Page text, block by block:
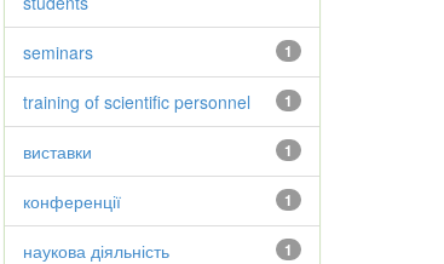
1
seminars
1
training of scientific personnel
1
виставки
1
конференції
1
наукова діяльність